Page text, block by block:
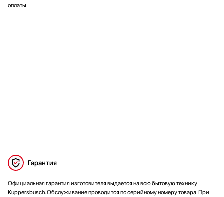
оплаты.
Гарантия
Официальная гарантия изготовителя выдается на всю бытовую технику
Kuppersbusch. Обслуживание проводится по серийному номеру товара. При